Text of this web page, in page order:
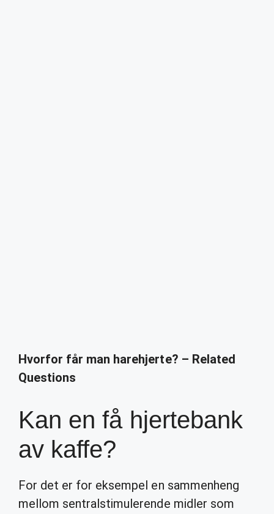
Hvorfor får man harehjerte? – Related
Questions
Kan en få hjertebank
av kaffe?
For det er for eksempel en sammenheng
mellom sentralstimulerende midler som